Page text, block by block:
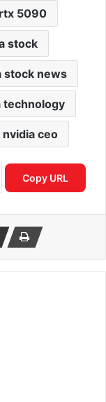
5090
stock
stock news
technology
ceo
Copy URL